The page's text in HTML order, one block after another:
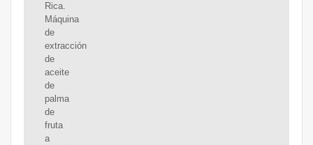
Rica.
Máquina
de
extracción
de
aceite
de
palma
de
fruta
a